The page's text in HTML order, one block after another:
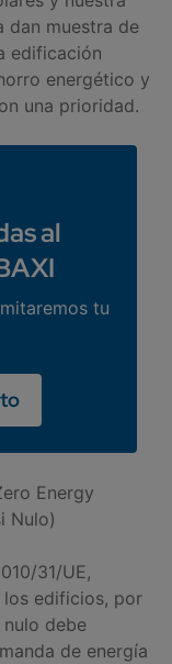
dan muestra de
edificación
energético y
una prioridad.
al
tu
Energy
Nulo)
31/UE,
edificios, por
debe
de energía